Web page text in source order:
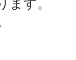
ます。